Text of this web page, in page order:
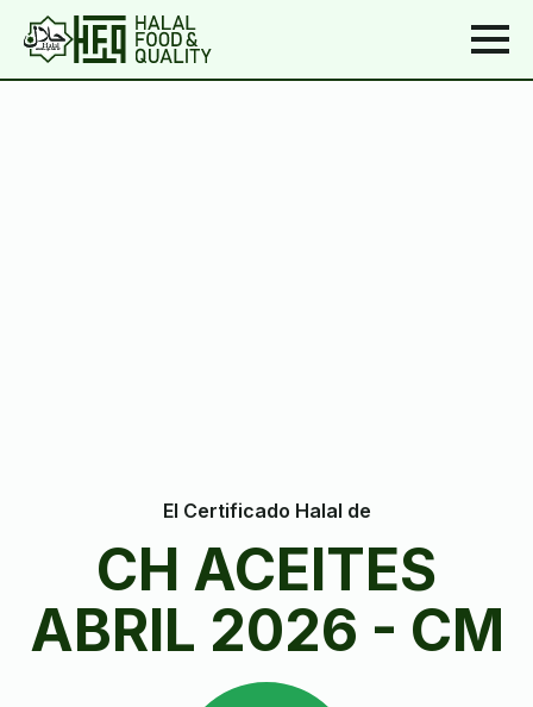
El Certificado Halal de
CH ACEITES
ABRIL 2026 - CM